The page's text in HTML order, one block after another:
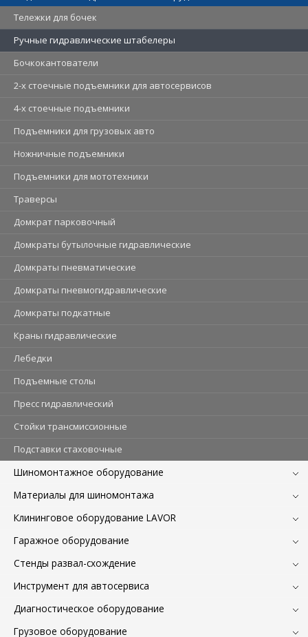
Тележки для бочек
Ручные гидравлические штабелеры
Бочкокантователи
2-х стоечные подъемники для автосервисов
4-х стоечные подъемники
Подъемники для грузовых авто
Ножничные подъемники
Подъемники для мототехники
Траверсы
Домкрат парковочный
Домкраты бутылочные гидравлические
Домкраты пневматические
Домкраты пневмогидравлические
Домкраты подкатные
Краны гидравлические
Лебедки
Подъемные столы
Пресс гидравлический
Стойки трансмиссионные
Подставки стаховочные
Шиномонтажное оборудование
Материалы для шиномонтажа
Клининговое оборудование LAVOR
Гаражное оборудование
Стенды развал-схождение
Инструмент для автосервиса
Диагностическое оборудование
Грузовое оборудование